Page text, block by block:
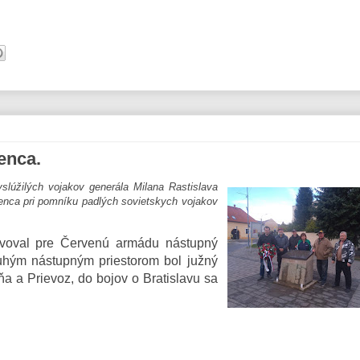
vojakov generála Milana Rastislava
pri pomníku padlých sovietskych vojakov
pre Červenú armádu nástupný
nástupným priestorom bol južný
a Prievoz, do bojov o Bratislavu sa